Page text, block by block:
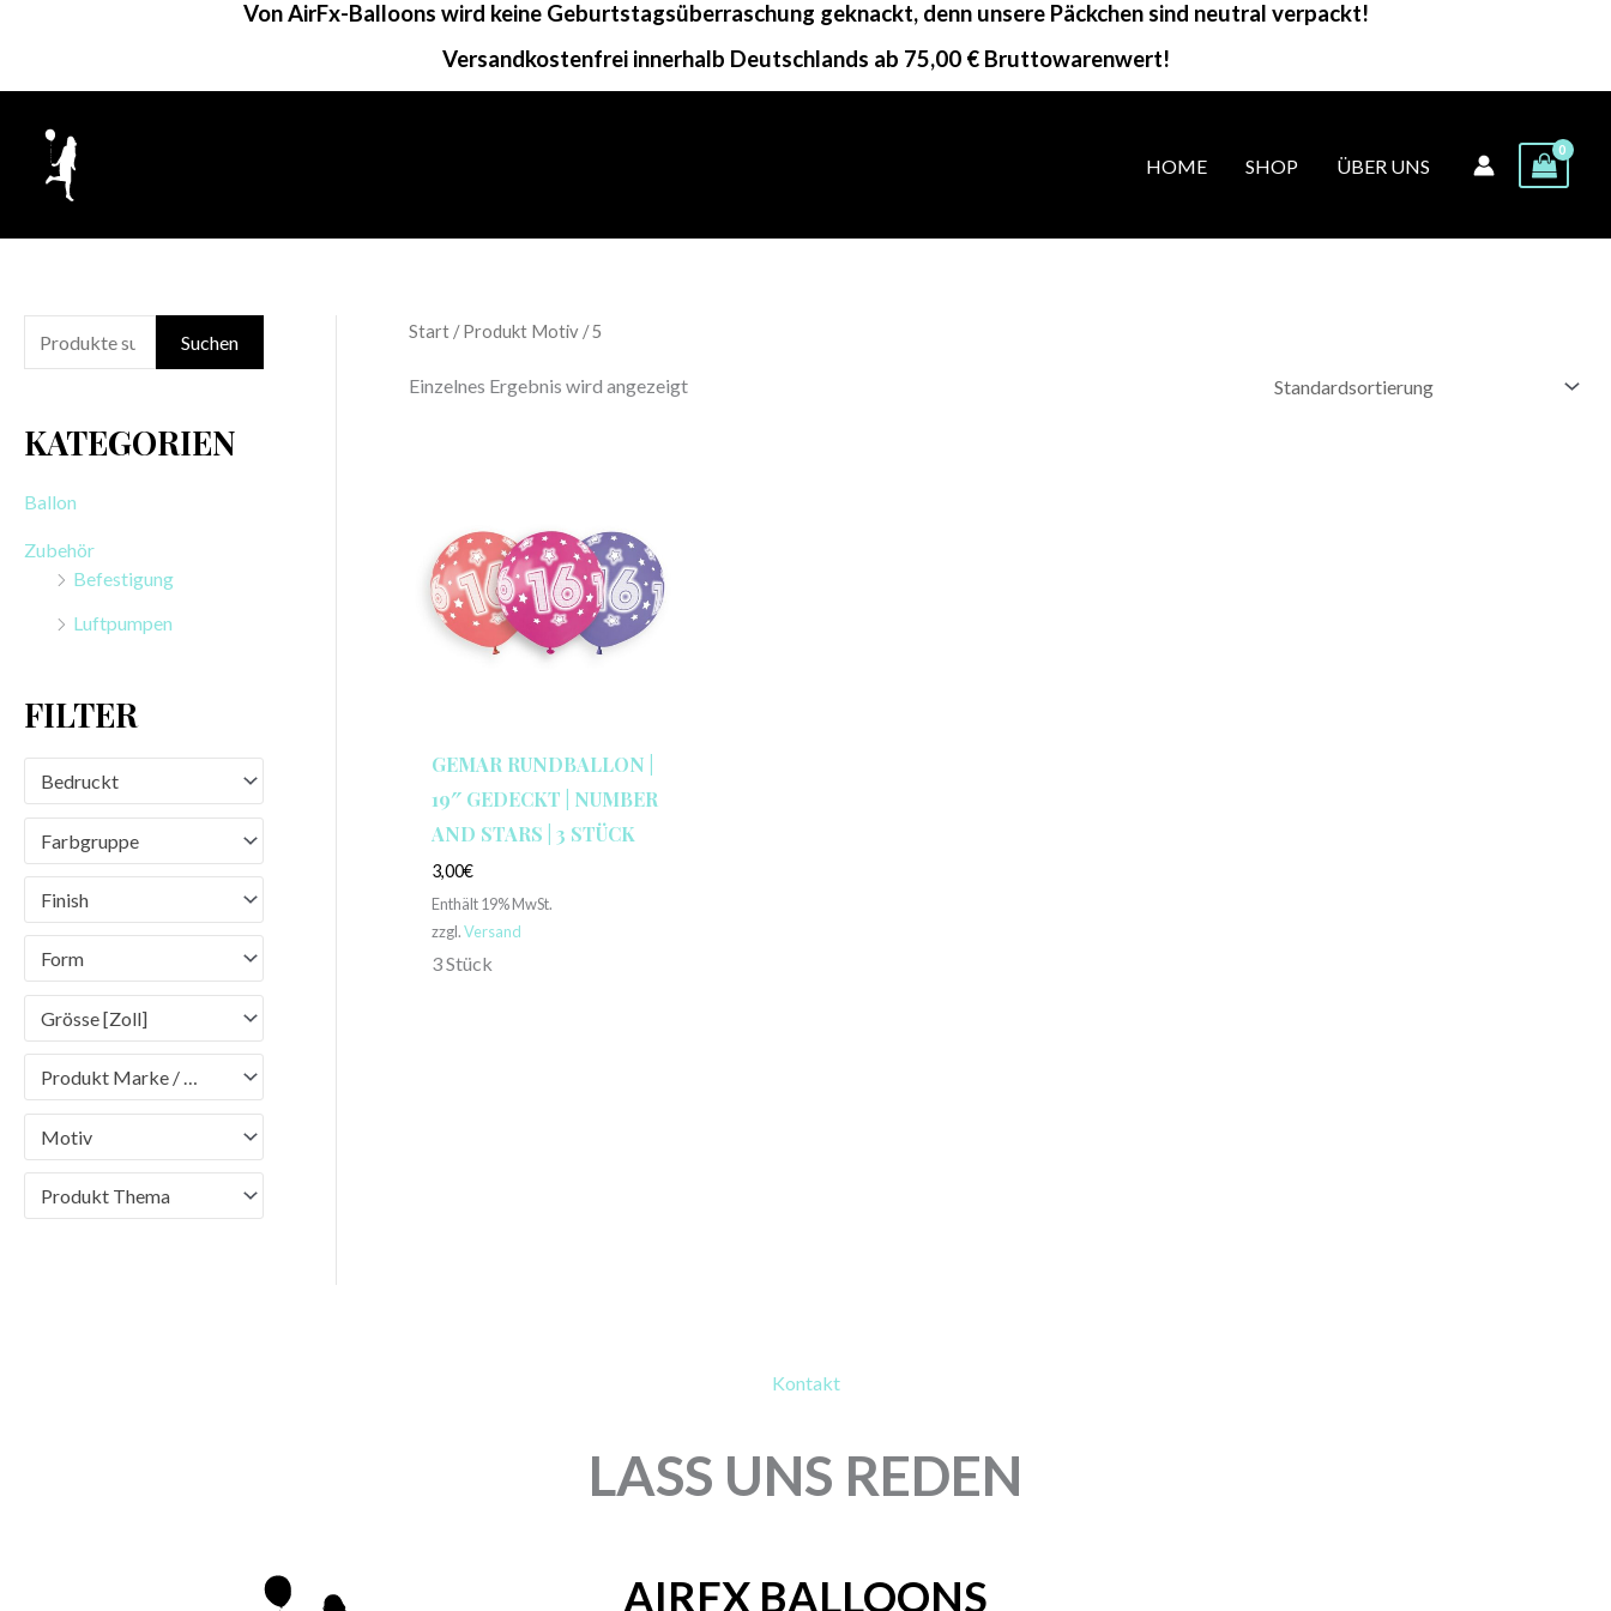
springen
Von AirFx-Balloons wird keine Geburtstagsüberraschung geknackt, denn unsere Päckchen sind neutral verpackt!
Versandkostenfrei innerhalb Deutschlands ab 75,00 € Bruttowarenwert!
HOME SHOP ÜBER UNS
u
h
n
Suchen
KATEGORIEN
Ballon
Zubehör
Befestigung
Luftpumpen
FILTER
Bedruckt
Farbgruppe
Finish
Form
Grösse [Zoll]
Produkt Marke / Brand
Motiv
Produkt Thema
Start/ Produkt Motiv / 5
Einzelnes Ergebnis wird angezeigt
GEMAR RUNDBALLON |
19″ GEDECKT | NUMBER
AND STARS | 3 STÜCK
3,00€
Enthält 19% MwSt.
zzgl.Versand
3 Stück
Kontakt
LASS UNS REDEN
AIRFX BALLOONS